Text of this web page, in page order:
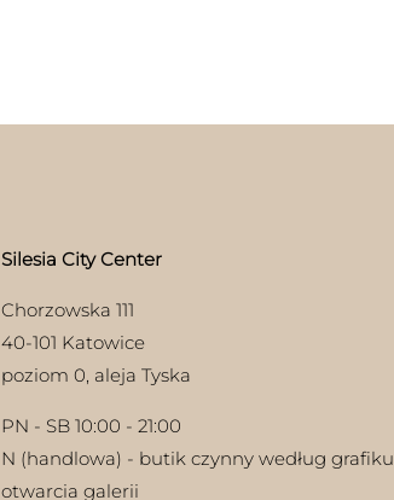
Silesia City Center
Chorzowska 111
40-101 Katowice
poziom 0, aleja Tyska
PN - SB 10:00 - 21:00
N (handlowa) - butik czynny według grafiku
otwarcia galerii